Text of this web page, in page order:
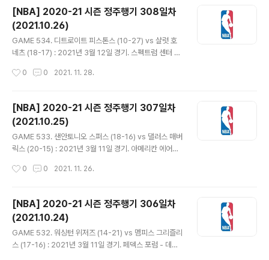
멧이 들어와 백투백 3점 넣으며 19-16. 하지만 제일런 브
라운의 3점 플레이, 페이튼 프리차드의 3점 등으로 보스턴
이 10점차 이상 앞서갔다. 29-23 1쿼터 종료. - 브루클린
의 슛이 살아나면서 추격. 카이리 어빙의 점퍼로 38-38
이에 3점 꽂으며 45-51. 보스턴은 제이슨 테이텀..
[NBA] 2020-21 시즌 정주행기 308일차
(2021.10.26)
GAME 534. 디트로이트 피스톤스 (10-27) vs 샬럿 호
네츠 (18-17) : 2021년 3월 12일 경기. 스펙트럼 센터 -
라멜로 볼은 지난 60년간 전반기까지 득점, 리바운드, 어
코디 젤러 적극적으로 덩크하며 6득점. 디트로이트가 심각
한 슛 난조에 빠진 사이 샬럿 연달아 득점하며 앞서갔다. 디
트로이트에서 그나마 공격이 되는 선수는 제라미 그랜트
뿐. 22-30 1쿼터 종료. - 샬럿이 10점차 이상 앞서기는 하
에서 끝났는데 디트로이트는 7개로 이어지며 2..
0 0 2021. 11. 28.
[NBA] 2020-21 시즌 정주행기 307일차
(2021.10.25)
GAME 533. 샌안토니오 스퍼스 (18-16) vs 댈러스 매버
릭스 (20-15) : 2021년 3월 11일 경기. 아메리칸 에어라
가 스타팅 라인업에 복귀. - 양팀 초반부터 접전. 로니 워커
일주일 간의 휴식 덕분인지 루디 게이도 건강하게 돌아왔
다. 다만 라마커스 알드리지는 상의 끝에 팀을 떠나기로 결
정. 샌안토니오도 알드리지에게 위닝팀으로 갈 기회를 주
고 서로에게 윈윈이 되기를 바란다고. 32-27 1쿼터 종료.
0 0 2021. 11. 26.
[NBA] 2020-21 시즌 정주행기 306일차
(2021.10.24)
GAME 532. 워싱턴 위저즈 (14-21) vs 멤피스 그리즐리
스 (17-16) : 2021년 3월 11일 경기. 페덱스 포럼 - 데스